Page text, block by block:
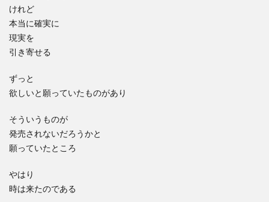
けれど
本当に確実に
現実を
引き寄せる
ずっと
欲しいと願っていたものがあり
そういうものが
発売されないだろうかと
願っていたところ
やはり
時は来たのである